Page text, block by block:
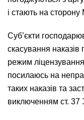
і стають на сторону
Суб’єкти
скасування
режим ліцензування
посилаюсь на
таких наказів та
виключенням ст. 37